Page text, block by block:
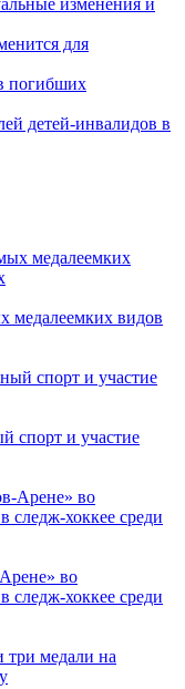
для
погибших
детей-инвалидов в
медалеемких видов
спорт и участие
во
следж-хоккее среди